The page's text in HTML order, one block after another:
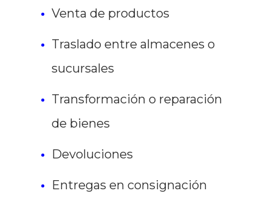
Venta de productos
Traslado entre almacenes o
sucursales
Transformación o reparación
de bienes
Devoluciones
Entregas en consignación